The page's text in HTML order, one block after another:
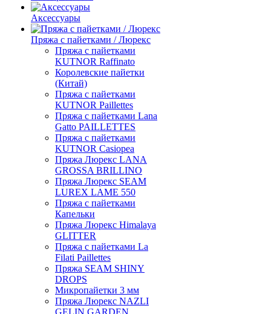
Аксессуары
Пряжа с пайетками / Люрекс
Пряжа с пайетками
KUTNOR Raffinato
Королевские пайетки
(Китай)
Пряжа с пайетками
KUTNOR Paillettes
Пряжа с пайетками Lana
Gatto PAILLETTES
Пряжа с пайетками
KUTNOR Casiopea
Пряжа Люрекс LANA
GROSSA BRILLINO
Пряжа Люрекс SEAM
LUREX LAME 550
Пряжа с пайетками
Капельки
Пряжа Люрекс Himalaya
GLITTER
Пряжа с пайетками La
Filati Paillettes
Пряжа SEAM SHINY
DROPS
Микропайетки 3 мм
Пряжа Люрекс NAZLI
GELIN GARDEN